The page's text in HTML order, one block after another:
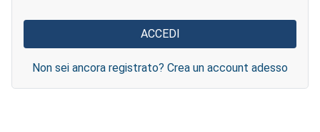
Non sei ancora registrato? Crea un account adesso